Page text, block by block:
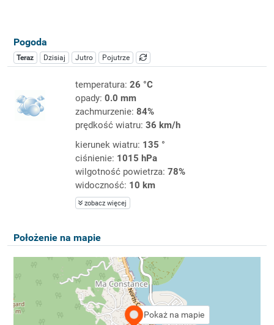
Pogoda
Teraz Dzisiaj Jutro Pojutrze
temperatura: 26 °C
opady: 0.0 mm
zachmurzenie: 84%
prędkość wiatru: 36 km/h
kierunek wiatru: 135 °
ciśnienie: 1015 hPa
wilgotność powietrza: 78%
widoczność: 10 km
zobacz więcej
Położenie na mapie
Pokaż na mapie